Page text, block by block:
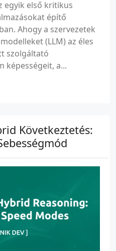
egyik első kritikus
építő
Ahogy a szervezetek
(LLM) az éles
szolgáltató
képességeit, a...
Következtetés: